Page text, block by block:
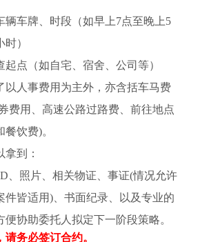
车牌、时段（如早上7点至晚上5
）
点（如自宅、宿舍、公司等）
人事费用为主外，亦含括车马费
费用、高速公路过路费、前往地点
饮费)。
到：
、照片、相关物证、事证(情况允许
件皆适用)、书面纪录、以及专业的
协助委托人拟定下一阶段策略。
务必签订合约。